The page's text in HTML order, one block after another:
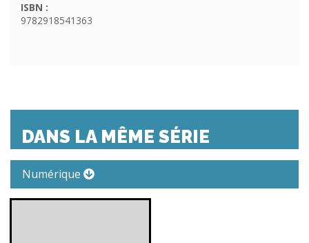
ISBN :
9782918541363
DANS LA MÊME SÉRIE
Numérique